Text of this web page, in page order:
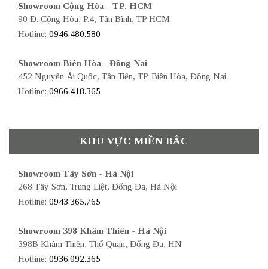
Showroom Cộng Hòa - TP. HCM
90 Đ. Cộng Hòa, P.4, Tân Bình, TP HCM
Hotline: 0946.480.580
Showroom Biên Hòa - Đồng Nai
452 Nguyễn Ái Quốc, Tân Tiến, TP. Biên Hòa, Đồng Nai
Hotline: 0966.418.365
KHU VỰC MIỀN BẮC
Showroom Tây Sơn - Hà Nội
268 Tây Sơn, Trung Liệt, Đống Đa, Hà Nội
Hotline: 0943.365.765
Showroom 398 Khâm Thiên - Hà Nội
398B Khâm Thiên, Thổ Quan, Đống Đa, HN
Hotline: 0936.092.365